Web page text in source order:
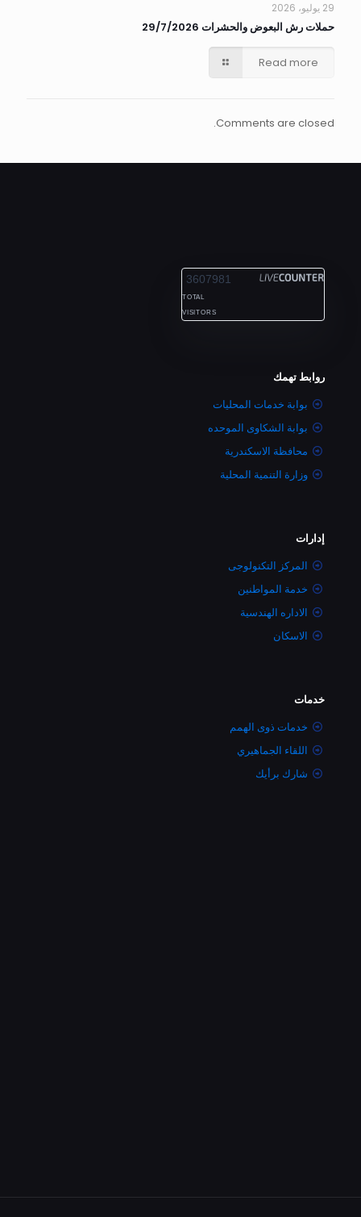
29 يوليو، 2026
حملات رش البعوض والحشرات 29/7/2026
Read more
Comments are closed.
3607981
TOTAL
VISITORS
روابط تهمك
بوابة خدمات المحليات
بوابة الشكاوى الموحده
محافظة الاسكندرية
وزارة التنمية المحلية
إدارات
المركز التكنولوجى
خدمة المواطنين
الاداره الهندسية
الاسكان
خدمات
خدمات ذوى الهمم
اللقاء الجماهيري
شارك برأيك